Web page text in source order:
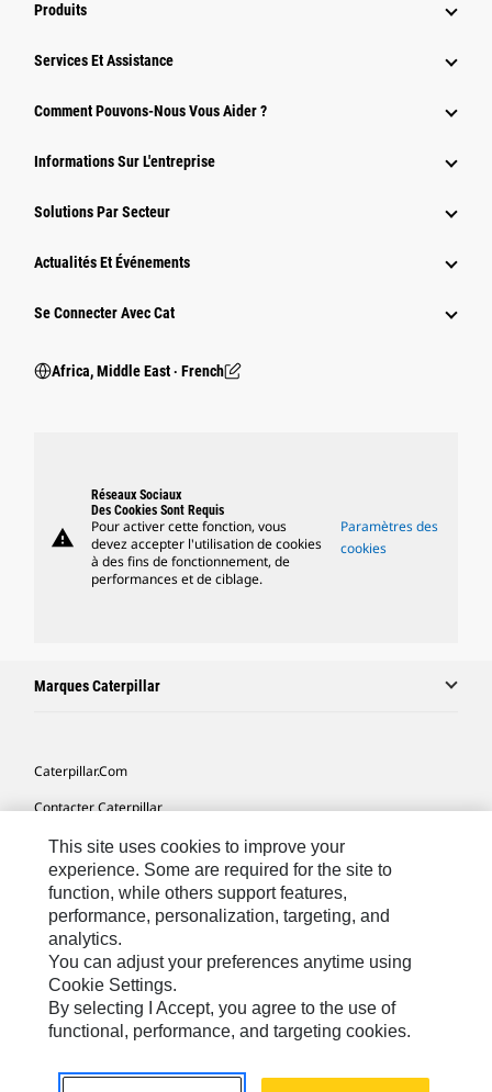
Produits
Services Et Assistance
Comment Pouvons-Nous Vous Aider ?
Informations Sur L'entreprise
Solutions Par Secteur
Actualités Et Événements
Se Connecter Avec Cat
Africa, Middle East ‧ French
warning
Réseaux Sociaux
Des Cookies Sont Requis
Pour activer cette fonction, vous
devez accepter l'utilisation de cookies
à des fins de fonctionnement, de
performances et de ciblage.
Paramètres des
cookies
Marques Caterpillar
Caterpillar.com
Contacter Caterpillar
Mes Préférences Marketing
Plan Du Site
Cookie Settings
Mentions Légales
Confidentialité
Africa, Middle East-French© 2026 Caterpillar. Tous droits réservés
This site uses cookies to improve your
experience. Some are required for the site to
function, while others support features,
performance, personalization, targeting, and
analytics.
You can adjust your preferences anytime using
Cookie Settings.
By selecting I Accept, you agree to the use of
functional, performance, and targeting cookies.